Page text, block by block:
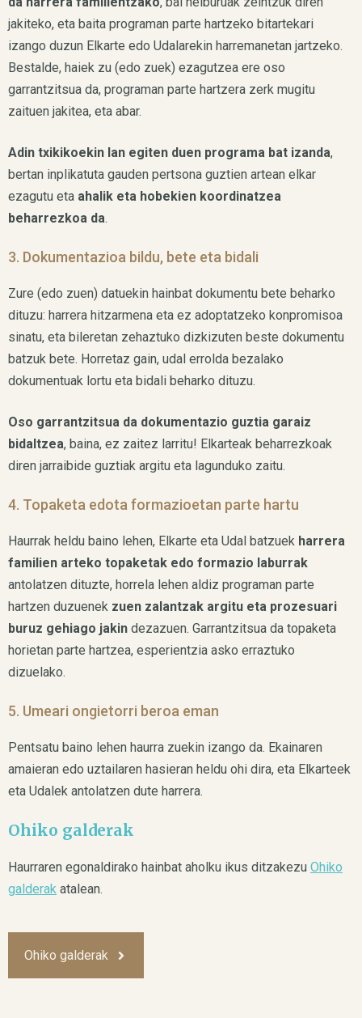
jakiteko, eta baita programan parte hartzeko bitartekari
izango duzun Elkarte edo Udalarekin harremanetan jartzeko.
Bestalde, haiek zu (edo zuek) ezagutzea ere oso
garrantzitsua da, programan parte hartzera zerk mugitu
zaituen jakitea, eta abar.
Adin txikikoekin lan egiten duen programa bat izanda,
bertan inplikatuta gauden pertsona guztien artean elkar
ezagutu eta ahalik eta hobekien koordinatzea
beharrezkoa da.
3. Dokumentazioa bildu, bete eta bidali
Zure (edo zuen) datuekin hainbat dokumentu bete beharko
dituzu: harrera hitzarmena eta ez adoptatzeko konpromisoa
sinatu, eta bileretan zehaztuko dizkizuten beste dokumentu
batzuk bete. Horretaz gain, udal errolda bezalako
dokumentuak lortu eta bidali beharko dituzu.
Oso garrantzitsua da dokumentazio guztia garaiz
bidaltzea, baina, ez zaitez larritu! Elkarteak beharrezkoak
diren jarraibide guztiak argitu eta lagunduko zaitu.
4. Topaketa edota formazioetan parte hartu
Haurrak heldu baino lehen, Elkarte eta Udal batzuek harrera
familien arteko topaketak edo formazio laburrak
antolatzen dituzte, horrela lehen aldiz programan parte
hartzen duzuenek zuen zalantzak argitu eta prozesuari
buruz gehiago jakin dezazuen. Garrantzitsua da topaketa
horietan parte hartzea, esperientzia asko erraztuko
dizuelako.
5. Umeari ongietorri beroa eman
Pentsatu baino lehen haurra zuekin izango da. Ekainaren
amaieran edo uztailaren hasieran heldu ohi dira, eta Elkarteek
eta Udalek antolatzen dute harrera.
Ohiko galderak
Haurraren egonaldirako hainbat aholku ikus ditzakezu Ohiko
galderak atalean.
Ohiko galderak